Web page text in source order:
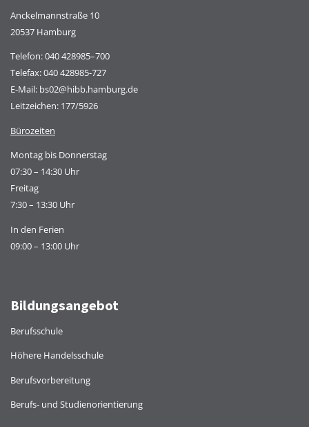
Anckelmannstraße 10
20537 Hamburg
Telefon:040 428985–700
Telefax: 040 428985-727
E-Mail: bs02@hibb.hamburg.de
Leitzeichen: 177/5926
Bürozeiten
Montag bis Donnerstag
07:30 – 14:30 Uhr
Freitag
7:30 – 13:30 Uhr
In den Ferien
09:00 – 13:00 Uhr
Bildungsangebot
Berufsschule
Höhere Handelsschule
Berufsvorbereitung
Berufs- und Studienorientierung